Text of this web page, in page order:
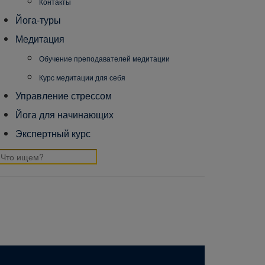
Йога-туры
Медитация
Обучение преподавателей медитации
Курс медитации для себя
Управление стрессом
Йога для начинающих
Экспертный курс